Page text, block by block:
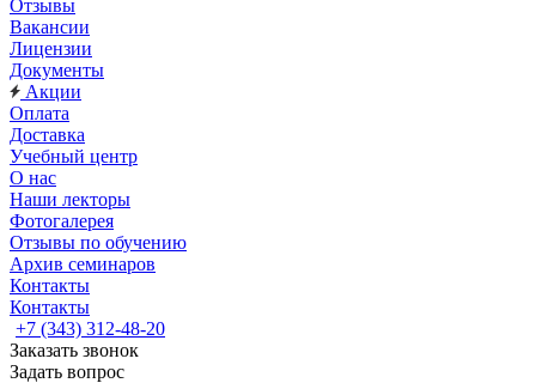
Отзывы
Вакансии
Лицензии
Документы
Акции
Оплата
Доставка
Учебный центр
О нас
Наши лекторы
Фотогалерея
Отзывы по обучению
Архив семинаров
Контакты
Контакты
+7 (343) 312-48-20
Заказать звонок
Задать вопрос